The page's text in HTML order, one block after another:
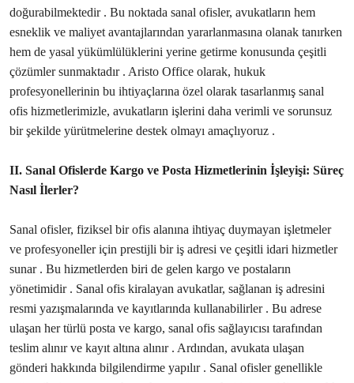
doğurabilmektedir . Bu noktada sanal ofisler, avukatların hem
esneklik ve maliyet avantajlarından yararlanmasına olanak tanırken
hem de yasal yükümlülüklerini yerine getirme konusunda çeşitli
çözümler sunmaktadır . Aristo Office olarak, hukuk
profesyonellerinin bu ihtiyaçlarına özel olarak tasarlanmış sanal
ofis hizmetlerimizle, avukatların işlerini daha verimli ve sorunsuz
bir şekilde yürütmelerine destek olmayı amaçlıyoruz .
II. Sanal Ofislerde Kargo ve Posta Hizmetlerinin İşleyişi: Süreç
Nasıl İlerler?
Sanal ofisler, fiziksel bir ofis alanına ihtiyaç duymayan işletmeler
ve profesyoneller için prestijli bir iş adresi ve çeşitli idari hizmetler
sunar . Bu hizmetlerden biri de gelen kargo ve postaların
yönetimidir . Sanal ofis kiralayan avukatlar, sağlanan iş adresini
resmi yazışmalarında ve kayıtlarında kullanabilirler . Bu adrese
ulaşan her türlü posta ve kargo, sanal ofis sağlayıcısı tarafından
teslim alınır ve kayıt altına alınır . Ardından, avukata ulaşan
gönderi hakkında bilgilendirme yapılır . Sanal ofisler genellikle